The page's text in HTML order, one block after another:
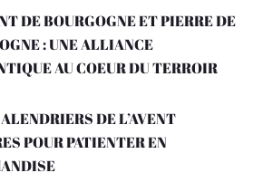
DE BOURGOGNE ET PIERRE DE
: UNE ALLIANCE
AU COEUR DU TERROIR
DE L’AVENT
POUR PATIENTER EN